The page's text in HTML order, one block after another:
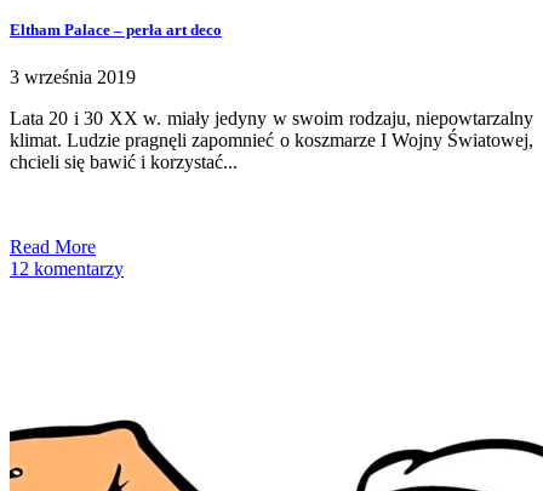
Eltham Palace – perła art deco
3 września 2019
Lata 20 i 30 XX w. miały jedyny w swoim rodzaju, niepowtarzalny
klimat. Ludzie pragnęli zapomnieć o koszmarze I Wojny Światowej,
chcieli się bawić i korzystać...
Read More
12 komentarzy